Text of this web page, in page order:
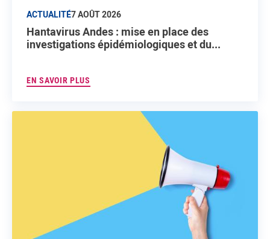
ACTUALITÉ7 AOÛT 2026
Hantavirus Andes : mise en place des
investigations épidémiologiques et du...
EN SAVOIR PLUS